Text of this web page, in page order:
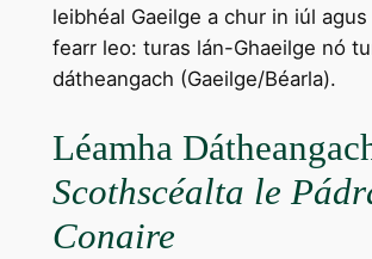
leibhéal Gaeilge a chur in iúl
fearr leo: turas lán-Ghaeilge nó
dátheangach (Gaeilge/Béarla).
Léamha
Scothscéalta le
Conaire